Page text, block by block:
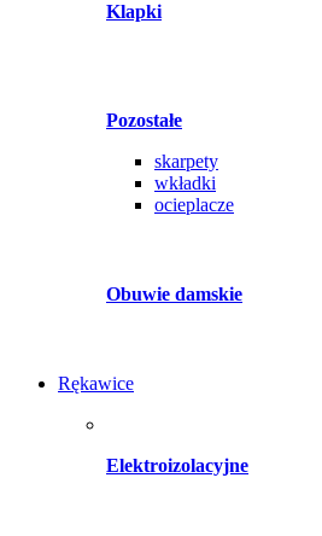
Klapki
Pozostałe
skarpety
wkładki
ocieplacze
Obuwie damskie
Rękawice
Elektroizolacyjne